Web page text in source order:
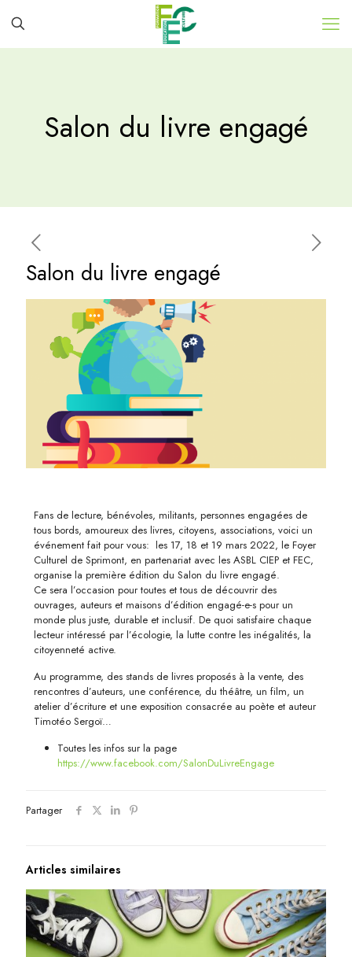
Salon du livre engagé
Salon du livre engagé
Fans de lecture, bénévoles, militants, personnes engagées de
tous bords, amoureux des livres, citoyens, associations, voici un
événement fait pour vous: les 17, 18 et 19 mars 2022, le Foyer
Culturel de Sprimont, en partenariat avec les ASBL CIEP et FEC,
organise la première édition du Salon du livre engagé.
Ce sera l’occasion pour toutes et tous de découvrir des
ouvrages, auteurs et maisons d’édition engagé-e-s pour un
monde plus juste, durable et inclusif. De quoi satisfaire chaque
lecteur intéressé par l’écologie, la lutte contre les inégalités, la
citoyenneté active.
Au programme, des stands de livres proposés à la vente, des
rencontres d’auteurs, une conférence, du théâtre, un film, un
atelier d’écriture et une exposition consacrée au poète et auteur
Timotéo Sergoï…
Toutes les infos sur la page
https://www.facebook.com/SalonDuLivreEngage
Partager
Articles similaires